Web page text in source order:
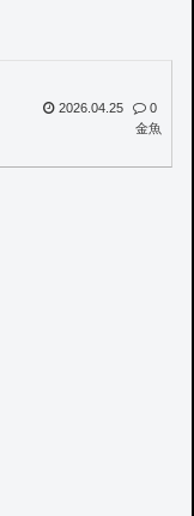
2026.04.25
0
金魚